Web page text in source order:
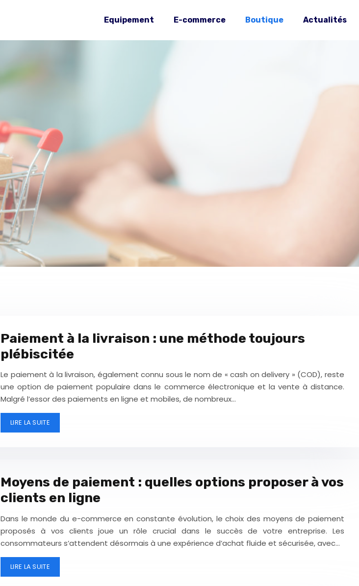
Equipement E-commerce Boutique Actualités
Paiement à la livraison : une méthode toujours
plébiscitée
Le paiement à la livraison, également connu sous le nom de « cash on delivery » (COD), reste
une option de paiement populaire dans le commerce électronique et la vente à distance.
Malgré l’essor des paiements en ligne et mobiles, de nombreux…
LIRE LA SUITE
Moyens de paiement : quelles options proposer à vos
clients en ligne
Dans le monde du e-commerce en constante évolution, le choix des moyens de paiement
proposés à vos clients joue un rôle crucial dans le succès de votre entreprise. Les
consommateurs s’attendent désormais à une expérience d’achat fluide et sécurisée, avec…
LIRE LA SUITE